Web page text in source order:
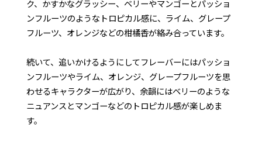
ク、かすかなグラッシー、ベリーやマンゴーとパッショ
ンフルーツのようなトロピカル感に、ライム、グレープ
フルーツ、オレンジなどの柑橘香が絡み合っています。
続いて、追いかけるようにしてフレーバーにはパッショ
ンフルーツやライム、オレンジ、グレープフルーツを思
わせるキャラクターが広がり、余韻にはベリーのような
ニュアンスとマンゴーなどのトロピカル感が楽しめま
す。